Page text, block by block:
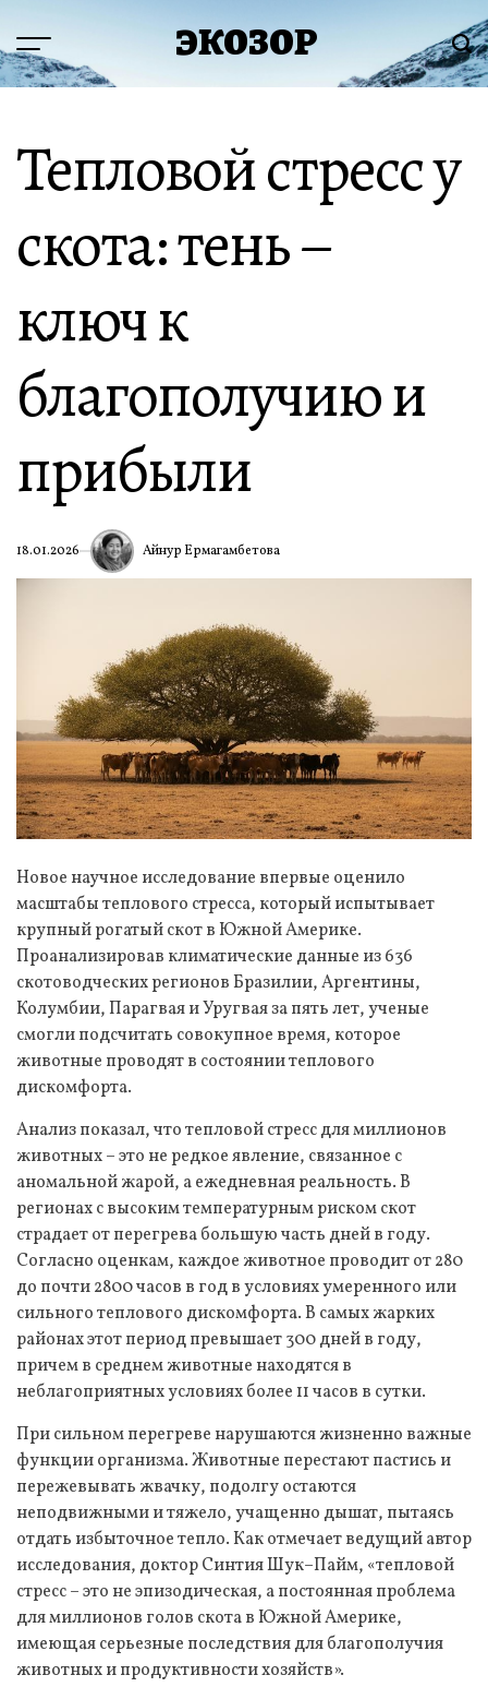
содержимому
Меню ЭКОЗОР
Тепловой стресс у
скота: тень –
ключ к
благополучию и
прибыли
18.01.2026 Айнур Ермагамбетова
Новое научное исследование впервые оценило
масштабы теплового стресса, который испытывает
крупный рогатый скот в Южной Америке.
Проанализировав климатические данные из 636
скотоводческих регионов Бразилии, Аргентины,
Колумбии, Парагвая и Уругвая за пять лет, ученые
смогли подсчитать совокупное время, которое
животные проводят в состоянии теплового
дискомфорта.
Анализ показал, что тепловой стресс для миллионов
животных – это не редкое явление, связанное с
аномальной жарой, а ежедневная реальность. В
регионах с высоким температурным риском скот
страдает от перегрева большую часть дней в году.
Согласно оценкам, каждое животное проводит от 280
до почти 2800 часов в год в условиях умеренного или
сильного теплового дискомфорта. В самых жарких
районах этот период превышает 300 дней в году,
причем в среднем животные находятся в
неблагоприятных условиях более 11 часов в сутки.
При сильном перегреве нарушаются жизненно важные
функции организма. Животные перестают пастись и
пережевывать жвачку, подолгу остаются
неподвижными и тяжело, учащенно дышат, пытаясь
отдать избыточное тепло. Как отмечает ведущий автор
исследования, доктор Синтия Шук–Пайм, «тепловой
стресс – это не эпизодическая, а постоянная проблема
для миллионов голов скота в Южной Америке,
имеющая серьезные последствия для благополучия
животных и продуктивности хозяйств».